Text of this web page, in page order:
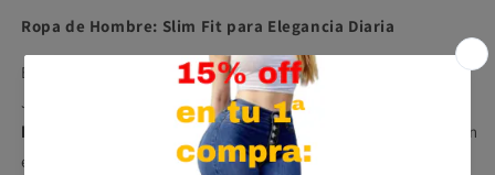
Ropa de Hombre: Slim Fit para Elegancia Diaria
Eleva tu estilo diario con los "Sophisticated Slim Dark
Jeans". Estos pantalones oscuros ajustados son un
have en la ropa de hombre, ideales para quienes buscan un
equilibrio entre moda y funcionalidad.